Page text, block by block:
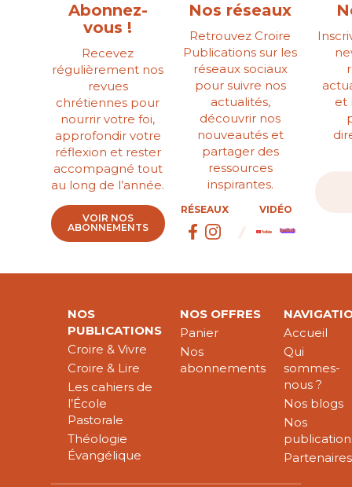
Abonnez-
vous !
Recevez
régulièrement nos
revues
chrétiennes pour
nourrir votre foi,
approfondir votre
réflexion et rester
accompagné tout
au long de l’année.
VOIR NOS
ABONNEMENTS
Nos réseaux
Retrouvez Croire
Publications sur les
réseaux sociaux
pour suivre nos
actualités,
découvrir nos
nouveautés et
partager des
ressources
inspirantes.
RÉSEAUX VIDÉO
et
NOS
PUBLICATIONS
Croire & Vivre
Croire & Lire
Les cahiers de
l’École
Pastorale
Théologie
Évangélique
NOS OFFRES
Panier
Nos
abonnements
Accueil
Qui
sommes-
nous ?
Nos blogs
Nos
Partenaires